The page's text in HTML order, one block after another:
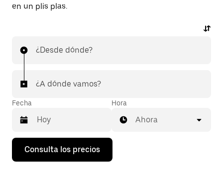
en un plis plas.
¿Desde dónde?
¿A dónde vamos?
Fecha
Pulsa
flecha
Hora
Ahora
Consulta los precios